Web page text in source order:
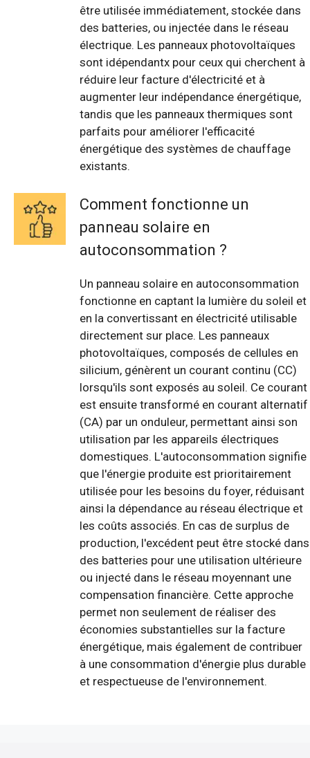
être utilisée immédiatement, stockée dans
des batteries, ou injectée dans le réseau
électrique. Les panneaux photovoltaïques
sont idépendantx pour ceux qui cherchent à
réduire leur facture d'électricité et à
augmenter leur indépendance énergétique,
tandis que les panneaux thermiques sont
parfaits pour améliorer l'efficacité
énergétique des systèmes de chauffage
existants.
Comment fonctionne un
panneau solaire en
autoconsommation ?
Un panneau solaire en autoconsommation
fonctionne en captant la lumière du soleil et
en la convertissant en électricité utilisable
directement sur place. Les panneaux
photovoltaïques, composés de cellules en
silicium, génèrent un courant continu (CC)
lorsqu'ils sont exposés au soleil. Ce courant
est ensuite transformé en courant alternatif
(CA) par un onduleur, permettant ainsi son
utilisation par les appareils électriques
domestiques. L'autoconsommation signifie
que l'énergie produite est prioritairement
utilisée pour les besoins du foyer, réduisant
ainsi la dépendance au réseau électrique et
les coûts associés. En cas de surplus de
production, l'excédent peut être stocké dans
des batteries pour une utilisation ultérieure
ou injecté dans le réseau moyennant une
compensation financière. Cette approche
permet non seulement de réaliser des
économies substantielles sur la facture
énergétique, mais également de contribuer
à une consommation d'énergie plus durable
et respectueuse de l'environnement.